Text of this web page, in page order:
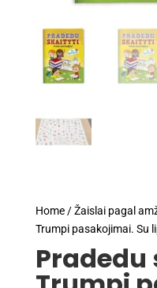
Home/Žaislai pagal
Trumpi pasakojimai. Su